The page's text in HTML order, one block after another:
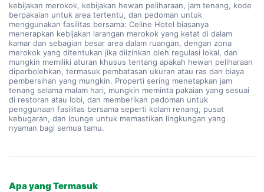
kebijakan merokok, kebijakan hewan peliharaan, jam tenang, kode
berpakaian untuk area tertentu, dan pedoman untuk
menggunakan fasilitas bersama: Celine Hotel biasanya
menerapkan kebijakan larangan merokok yang ketat di dalam
kamar dan sebagian besar area dalam ruangan, dengan zona
merokok yang ditentukan jika diizinkan oleh regulasi lokal, dan
mungkin memiliki aturan khusus tentang apakah hewan peliharaan
diperbolehkan, termasuk pembatasan ukuran atau ras dan biaya
pembersihan yang mungkin. Properti sering menetapkan jam
tenang selama malam hari, mungkin meminta pakaian yang sesuai
di restoran atau lobi, dan memberikan pedoman untuk
penggunaan fasilitas bersama seperti kolam renang, pusat
kebugaran, dan lounge untuk memastikan lingkungan yang
nyaman bagi semua tamu.
Apa yang Termasuk